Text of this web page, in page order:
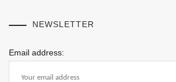
NEWSLETTER
Email address: